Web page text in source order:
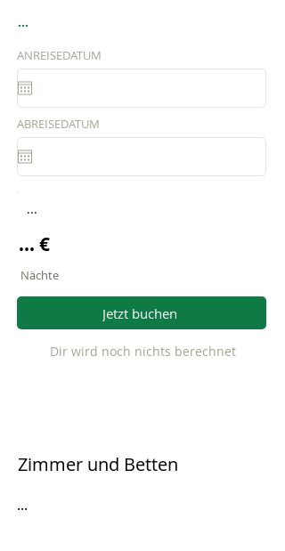
...
ANREISEDATUM
ABREISEDATUM
...
... €
Nächte
Jetzt buchen
Dir wird noch nichts berechnet
Zimmer und Betten
...